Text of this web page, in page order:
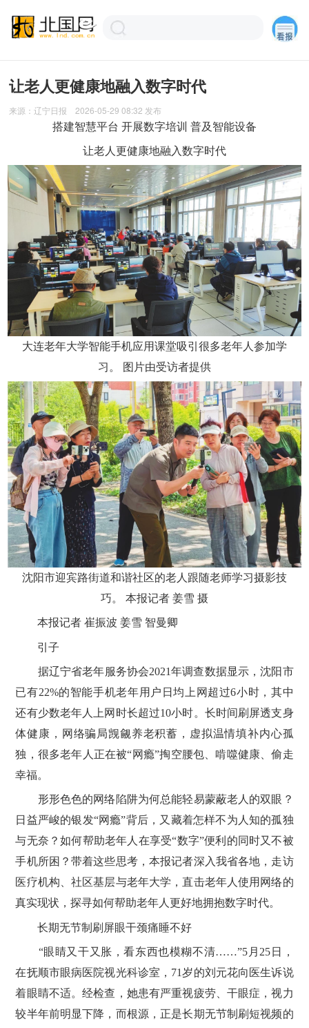
让老人更健康地融入数字时代
来源：辽宁日报 2026-05-29 08:32 发布
搭建智慧平台 开展数字培训 普及智能设备
让老人更健康地融入数字时代
大连老年大学智能手机应用课堂吸引很多老年人参加学
习。 图片由受访者提供
沈阳市迎宾路街道和谐社区的老人跟随老师学习摄影技
巧。 本报记者 姜雪 摄
本报记者 崔振波 姜雪 智曼卿
引子
据辽宁省老年服务协会2021年调查数据显示，沈阳市
已有22%的智能手机老年用户日均上网超过6小时，其中
还有少数老年人上网时长超过10小时。长时间刷屏透支身
体健康，网络骗局觊觎养老积蓄，虚拟温情填补内心孤
独，很多老年人正在被“网瘾”掏空腰包、啃噬健康、偷走
幸福。
形形色色的网络陷阱为何总能轻易蒙蔽老人的双眼？
日益严峻的银发“网瘾”背后，又藏着怎样不为人知的孤独
与无奈？如何帮助老年人在享受“数字”便利的同时又不被
手机所困？带着这些思考，本报记者深入我省各地，走访
医疗机构、社区基层与老年大学，直击老年人使用网络的
真实现状，探寻如何帮助老年人更好地拥抱数字时代。
长期无节制刷屏眼干颈痛睡不好
“眼睛又干又胀，看东西也模糊不清……”5月25日，
在抚顺市眼病医院视光科诊室，71岁的刘元花向医生诉说
着眼睛不适。经检查，她患有严重视疲劳、干眼症，视力
较半年前明显下降，而根源，正是长期无节制刷短视频的